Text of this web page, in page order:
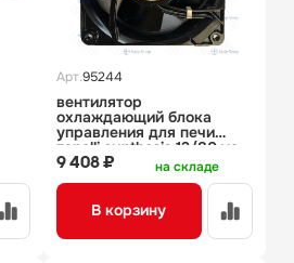
Арт.95244
вентилятор
охлаждающий блока
управления для печи
zanolli synthesis 12/80 ve
на складе
9 408 ₽
В корзину